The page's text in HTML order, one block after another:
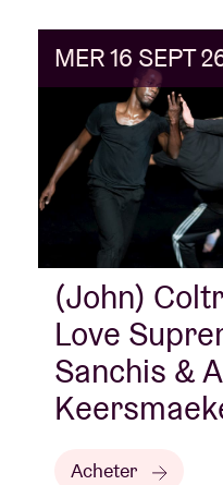
œuvres si émouvantes
sacrées. » À
2026, nous rendons
travers une série de
concerts, de
artistes.
MER 16 SEPT
(John)
Love
Sanchis &
Acheter